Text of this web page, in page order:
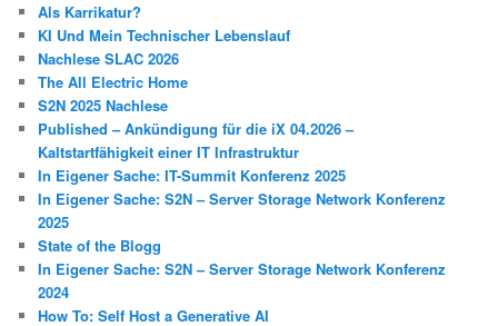
Als Karrikatur?
KI Und Mein Technischer Lebenslauf
Nachlese SLAC 2026
The All Electric Home
S2N 2025 Nachlese
Published – Ankündigung für die iX 04.2026 –
Kaltstartfähigkeit einer IT Infrastruktur
In Eigener Sache: IT-Summit Konferenz 2025
In Eigener Sache: S2N – Server Storage Network Konferenz
2025
State of the Blogg
In Eigener Sache: S2N – Server Storage Network Konferenz
2024
How To: Self Host a Generative AI